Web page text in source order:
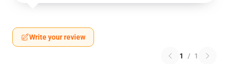
Write your review
1 / 1